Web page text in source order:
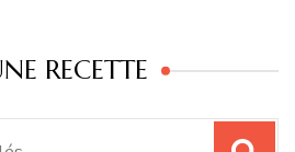
RECETTE